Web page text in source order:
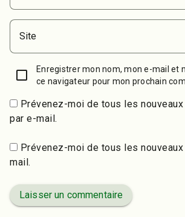
Site
Enregistrer mon nom, mon e-mail et
ce navigateur pour mon prochain
Prévenez-moi de tous les
par e-mail.
Prévenez-moi de tous les
mail.
Laisser un commentaire